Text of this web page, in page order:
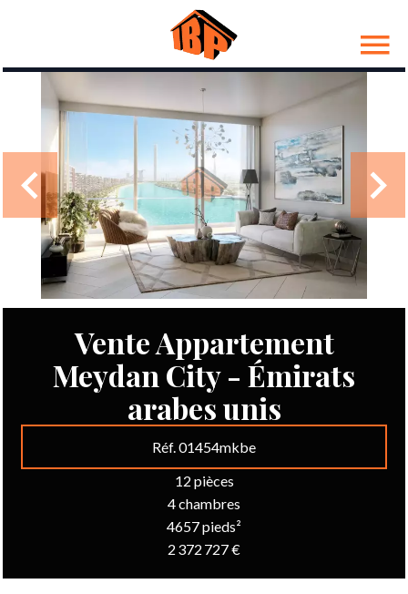
Vente Appartement
Meydan City - Émirats
arabes unis
Réf. 01454mkbe
12 pièces
4 chambres
4657 pieds²
2 372 727 €